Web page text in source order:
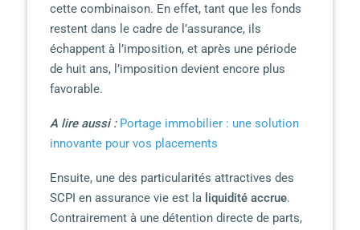
cette combinaison. En effet, tant que les fonds
restent dans le cadre de l’assurance, ils
échappent à l’imposition, et après une période
de huit ans, l’imposition devient encore plus
favorable.
A lire aussi : Portage immobilier : une solution
innovante pour vos placements
Ensuite, une des particularités attractives des
SCPI en assurance vie est la liquidité accrue.
Contrairement à une détention directe de parts,